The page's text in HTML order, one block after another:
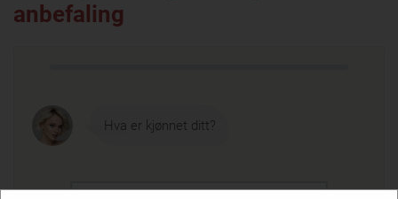
anbefaling
Hva er kjønnet ditt?